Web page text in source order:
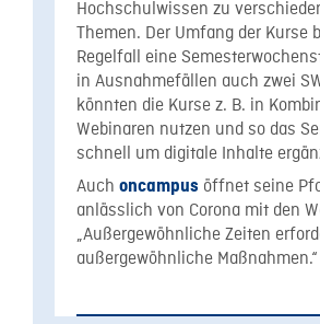
Hochschulwissen zu
Themen. Der Umfang der Kurse
Regelfall eine
in Ausnahmefällen auch zwei
könnten die Kurse z. B. in
Webinaren nutzen und so das
schnell um digitale Inhalte
Auch oncampus öffnet seine
anlässlich von Corona mit den
„Außergewöhnliche Zeiten
außergewöhnliche Maßnahmen.“